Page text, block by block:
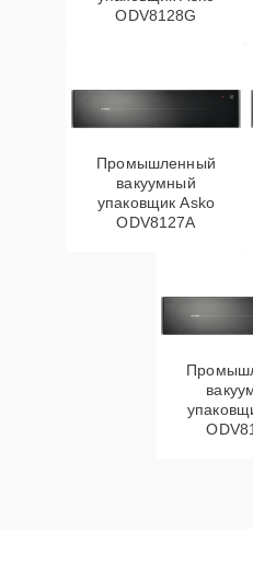
ODV8128G
Промышленный
вакуумный
упаковщик Asko
ODV8127A